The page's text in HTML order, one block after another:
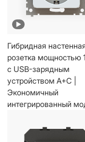
Гибридная
розетка мощностью
с USB-зарядным
устройством A+C |
Экономичный
интегрированный